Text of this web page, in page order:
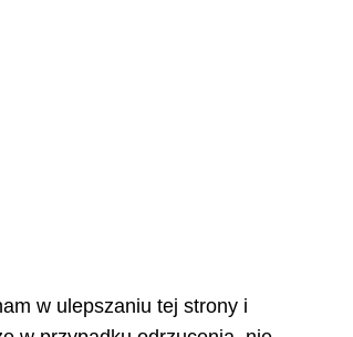
w ulepszaniu tej strony i